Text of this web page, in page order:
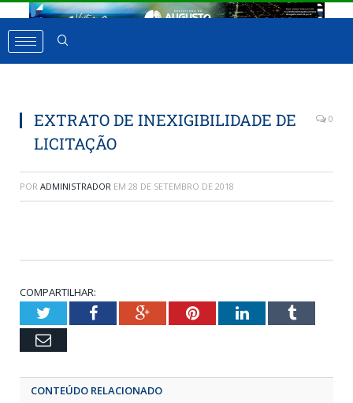
EXTRATO DE INEXIGIBILIDADE DE
LICITAÇÃO
0
POR ADMINISTRADOR EM 28 DE SETEMBRO DE 2018
COMPARTILHAR:
TwitterFacebookGoogle+Pinterest
LinkedIn
Email
CONTEÚDO RELACIONADO